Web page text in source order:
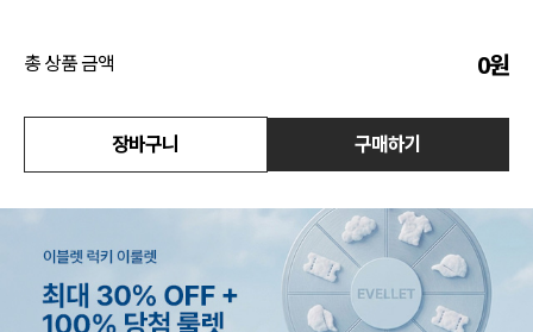
총 상품 금액 0원
장바구니 구매하기